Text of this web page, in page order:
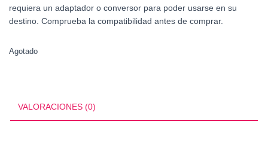
requiera un adaptador o conversor para poder usarse en su
destino. Comprueba la compatibilidad antes de comprar.
Agotado
VALORACIONES (0)